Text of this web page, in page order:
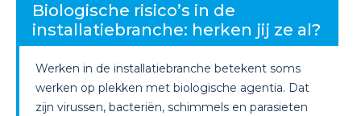
Biologische risico’s in de
installatiebranche: herken jij ze al?
Werken in de installatiebranche betekent soms
werken op plekken met biologische agentia. Dat
zijn virussen, bacteriën, schimmels en parasieten